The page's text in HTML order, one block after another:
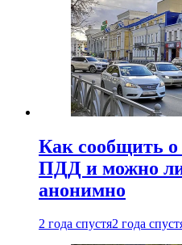
Как сообщить
ПДД и можно ли
анонимно
2 года спустя2 года